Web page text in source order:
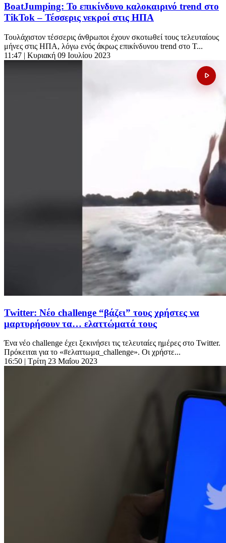
BoatJumping: Το επικίνδυνο καλοκαιρινό trend στο
TikTok – Τέσσερις νεκροί στις ΗΠΑ
Τουλάχιστον τέσσερις άνθρωποι έχουν σκοτωθεί τους τελευταίους
μήνες στις ΗΠΑ, λόγω ενός άκρως επικίνδυνου trend στο T...
11:47 | Κυριακή 09 Ιουλίου 2023
Twitter: Nέο challenge “βάζει” τους χρήστες να
μαρτυρήσουν τα… ελαττώματά τους
Ένα νέο challenge έχει ξεκινήσει τις τελευταίες ημέρες στο Twitter.
Πρόκειται για το «#ελαττωμα_challenge». Οι χρήστε...
16:50 | Τρίτη 23 Μαΐου 2023